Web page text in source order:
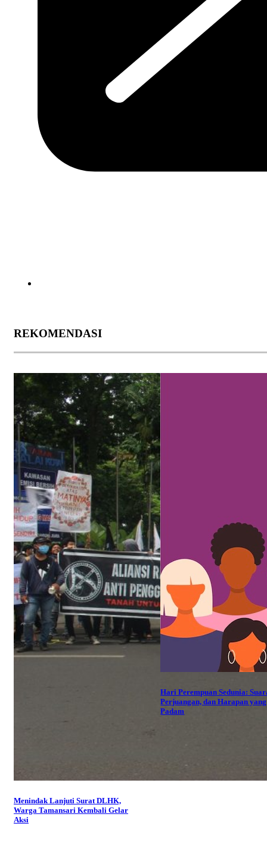
REKOMENDASI
Menindak Lanjuti Surat DLHK,
Warga Tamansari Kembali Gelar
Aksi
Hari Perempuan Sedunia:
Perjuangan, dan Harapan
Padam